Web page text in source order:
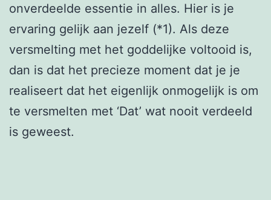
onverdeelde essentie in alles. Hier is je
ervaring gelijk aan jezelf (*1). Als deze
versmelting met het goddelijke voltooid is,
dan is dat het precieze moment dat je je
realiseert dat het eigenlijk onmogelijk is om
te versmelten met ‘Dat’ wat nooit verdeeld
is geweest.